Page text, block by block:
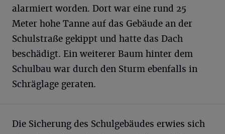
alarmiert worden. Dort war eine rund 25
Meter hohe Tanne auf das Gebäude an der
Schulstraße gekippt und hatte das Dach
beschädigt. Ein weiterer Baum hinter dem
Schulbau war durch den Sturm ebenfalls in
Schräglage geraten.
Die Sicherung des Schulgebäudes erwies sich